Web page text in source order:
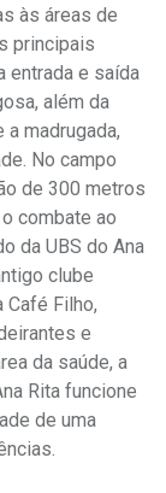
às áreas de
principais
entrada e saída
além da
madrugada,
No campo
de 300 metros
combate ao
da UBS do Ana
clube
Café Filho,
e
da saúde, a
Rita funcione
de uma